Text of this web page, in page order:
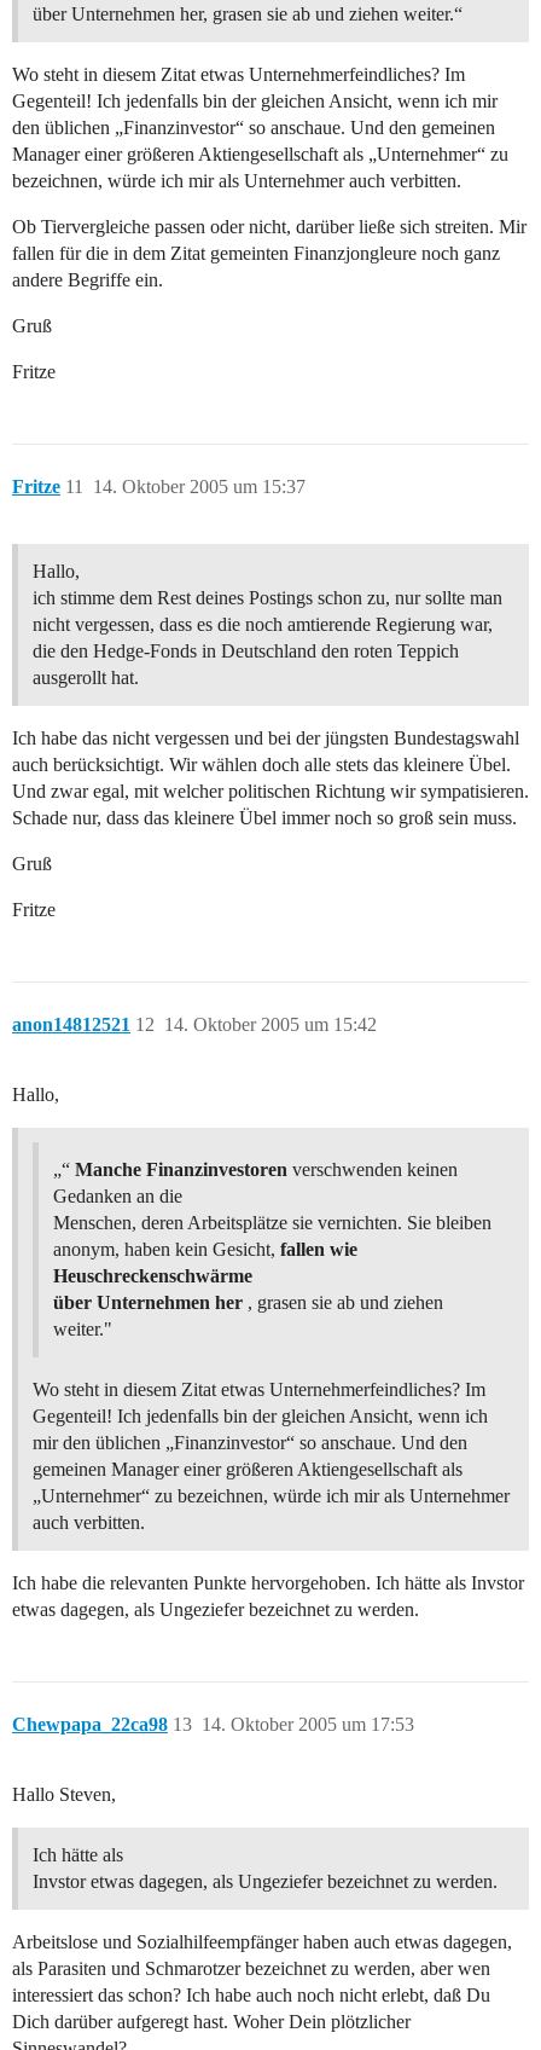
über Unternehmen her, grasen sie ab und ziehen weiter.“
Wo steht in diesem Zitat etwas Unternehmerfeindliches? Im
Gegenteil! Ich jedenfalls bin der gleichen Ansicht, wenn ich mir
den üblichen „Finanzinvestor“ so anschaue. Und den gemeinen
Manager einer größeren Aktiengesellschaft als „Unternehmer“ zu
bezeichnen, würde ich mir als Unternehmer auch verbitten.
Ob Tiervergleiche passen oder nicht, darüber ließe sich streiten. Mir
fallen für die in dem Zitat gemeinten Finanzjongleure noch ganz
andere Begriffe ein.
Gruß
Fritze
Fritze 14. Oktober 2005 um 15:37
11
Hallo,
ich stimme dem Rest deines Postings schon zu, nur sollte man
nicht vergessen, dass es die noch amtierende Regierung war,
die den Hedge-Fonds in Deutschland den roten Teppich
ausgerollt hat.
Ich habe das nicht vergessen und bei der jüngsten Bundestagswahl
auch berücksichtigt. Wir wählen doch alle stets das kleinere Übel.
Und zwar egal, mit welcher politischen Richtung wir sympatisieren.
Schade nur, dass das kleinere Übel immer noch so groß sein muss.
Gruß
Fritze
anon14812521 14. Oktober 2005 um 15:42
12
Hallo,
„“ Manche Finanzinvestoren verschwenden keinen
Gedanken an die
Menschen, deren Arbeitsplätze sie vernichten. Sie bleiben
anonym, haben kein Gesicht, fallen wie
Heuschreckenschwärme
über Unternehmen her , grasen sie ab und ziehen
weiter."
Wo steht in diesem Zitat etwas Unternehmerfeindliches? Im
Gegenteil! Ich jedenfalls bin der gleichen Ansicht, wenn ich
mir den üblichen „Finanzinvestor“ so anschaue. Und den
gemeinen Manager einer größeren Aktiengesellschaft als
„Unternehmer“ zu bezeichnen, würde ich mir als Unternehmer
auch verbitten.
Ich habe die relevanten Punkte hervorgehoben. Ich hätte als Invstor
etwas dagegen, als Ungeziefer bezeichnet zu werden.
Chewpapa_22ca98 14. Oktober 2005 um 17:53
13
Hallo Steven,
Ich hätte als
Invstor etwas dagegen, als Ungeziefer bezeichnet zu werden.
Arbeitslose und Sozialhilfeempfänger haben auch etwas dagegen,
als Parasiten und Schmarotzer bezeichnet zu werden, aber wen
interessiert das schon? Ich habe auch noch nicht erlebt, daß Du
Dich darüber aufgeregt hast. Woher Dein plötzlicher